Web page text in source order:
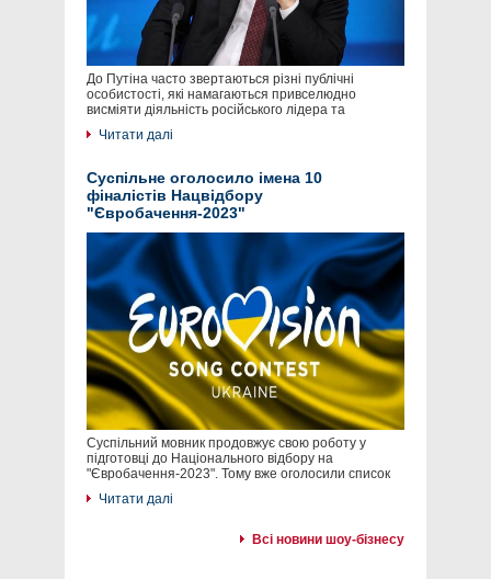
До Путіна часто звертаються різні публічні
особистості, які намагаються привселюдно
висміяти діяльність російського лідера та
Читати далі
Суспільне оголосило імена 10
фіналістів Нацвідбору
"Євробачення-2023"
Суспільний мовник продовжує свою роботу у
підготовці до Національного відбору на
"Євробачення-2023". Тому вже оголосили список
Читати далі
Всі новини шоу-бізнесу